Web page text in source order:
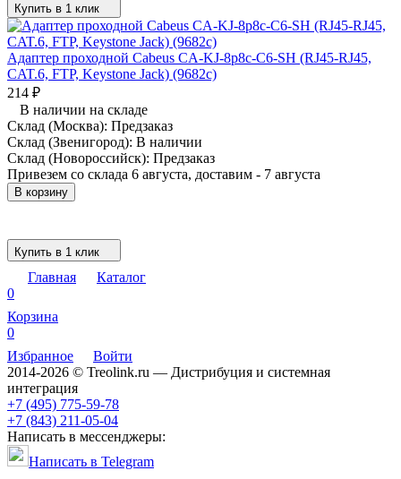
Купить в 1 клик
Адаптер проходной Cabeus CA-KJ-8p8c-C6-SH (RJ45-RJ45,
CAT.6, FTP, Keystone Jack) (9682c)
214 ₽
В наличии на складе
Склад (Москва): Предзаказ
Склад (Звенигород): В наличии
Склад (Новороссийск): Предзаказ
Привезем со склада 6 августа, доставим - 7 августа
В корзину
Купить в 1 клик
Главная
Каталог
0
Корзина
0
Избранное
Войти
2014-2026 © Treolink.ru — Дистрибуция и системная
интеграция
+7 (495) 775-59-78
+7 (843) 211-05-04
Написать в мессенджеры:
Написать в Telegram